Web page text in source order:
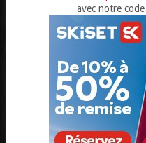
avec notre